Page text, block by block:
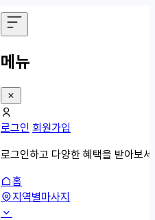
메뉴
로그인 회원가입
로그인하고 다양한 혜택을 받아보
홈
지역별마사지